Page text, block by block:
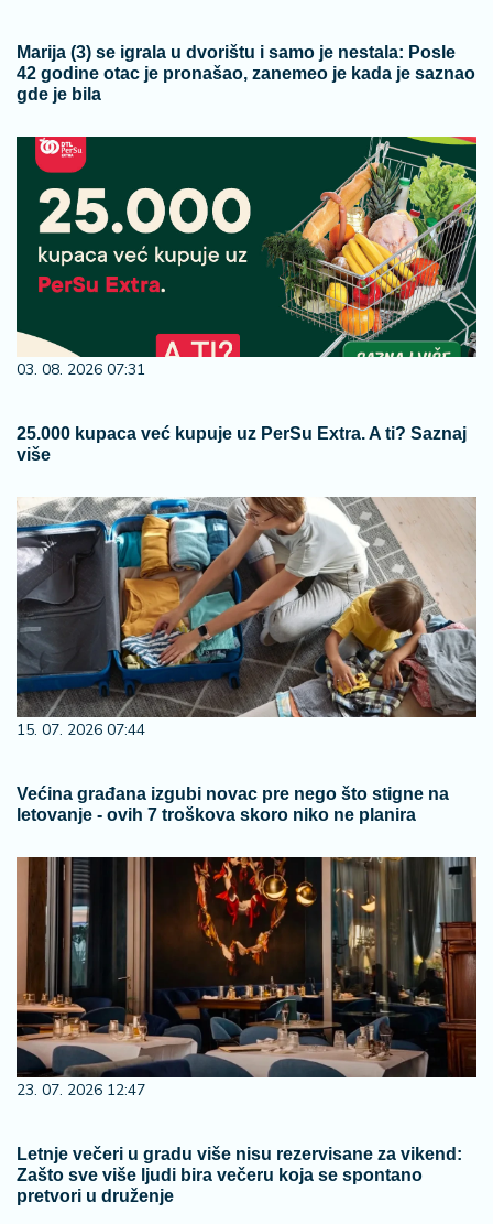
Marija (3) se igrala u dvorištu i samo je nestala: Posle
42 godine otac je pronašao, zanemeo je kada je saznao
gde je bila
03. 08. 2026 07:31
25.000 kupaca već kupuje uz PerSu Extra. A ti? Saznaj
više
15. 07. 2026 07:44
Većina građana izgubi novac pre nego što stigne na
letovanje - ovih 7 troškova skoro niko ne planira
23. 07. 2026 12:47
Letnje večeri u gradu više nisu rezervisane za vikend:
Zašto sve više ljudi bira večeru koja se spontano
pretvori u druženje